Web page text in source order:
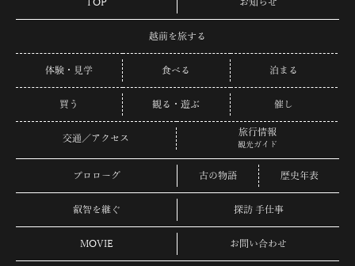
越前を旅する
体験・見学 食べる 泊まる
買う 観る・遊ぶ 催し
交通／アクセス
旅行情報
観光ガイド
プロローグ 古の物語 歴史年表
叡智を継ぐ 探訪 手仕事
MOVIE お問い合わせ